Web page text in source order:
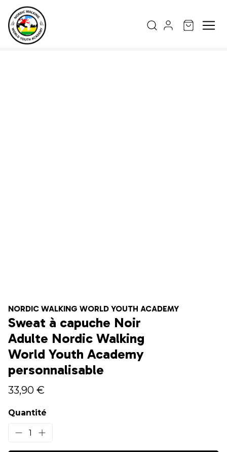
NORDIC WALKING WORLD YOUTH ACADEMY
Sweat à capuche Noir
Adulte Nordic Walking
World Youth Academy
personnalisable
33,90 €
Quantité
1